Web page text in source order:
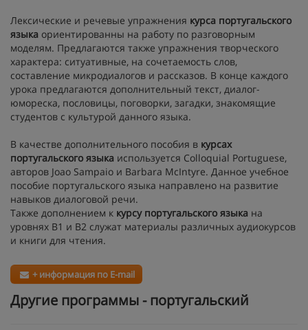
Лексические и речевые упражнения курса португальского
языка ориентированны на работу по разговорным
моделям. Предлагаются также упражнения творческого
характера: ситуативные, на сочетаемость слов,
составление микродиалогов и рассказов. В конце каждого
урока предлагаются дополнительный текст, диалог-
юмореска, пословицы, поговорки, загадки, знакомящие
студентов с культурой данного языка.
В качестве дополнительного пособия в курсах
португальского языка используется Colloquial Portuguese,
авторов Joao Sampaio и Barbara McIntyre. Данное учебное
пособие португальского языка направлено на развитие
навыков диалоговой речи.
Также дополнением к курсу португальского языка на
уровнях В1 и В2 служат материалы различных аудиокурсов
и книги для чтения.
+ информация по E-mail
Другие программы - португальский